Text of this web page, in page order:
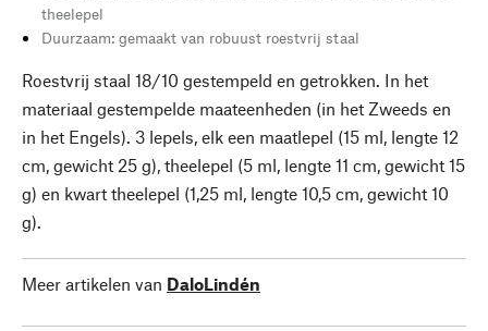
theelepel
Duurzaam: gemaakt van robuust roestvrij staal
Roestvrij staal 18/10 gestempeld en getrokken. In het
materiaal gestempelde maateenheden (in het Zweeds en
in het Engels). 3 lepels, elk een maatlepel (15 ml, lengte 12
cm, gewicht 25 g), theelepel (5 ml, lengte 11 cm, gewicht 15
g) en kwart theelepel (1,25 ml, lengte 10,5 cm, gewicht 10
g).
Meer artikelen van DaloLindén